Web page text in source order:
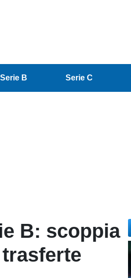
Serie B Serie C
B: scoppia